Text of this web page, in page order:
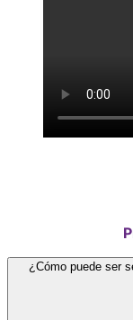
¿Cómo puede ser